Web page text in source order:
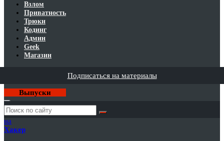
Взлом
Приватность
Трюки
Кодинг
Админ
Geek
Магазин
Подписаться на материалы
Выпуски
Годовая
подписка
на
Хакер